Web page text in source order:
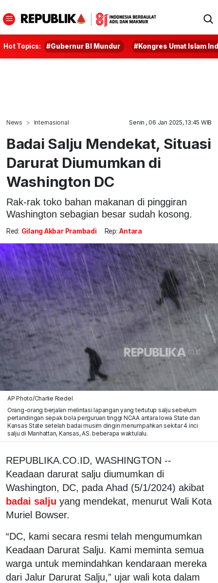
Hot Topics: #Gubernur BI Mundur #Kongres Umat Islam
News Internasional Senin , 06 Jan 2025, 13:45 WIB
Badai Salju Mendekat, Situasi
Darurat Diumumkan di
Washington DC
Rak-rak toko bahan makanan di pinggiran
Washington sebagian besar sudah kosong.
Red: Gilang Akbar Prambadi Rep: Antara
AP Photo/Charlie Riedel
Orang-orang berjalan melintasi lapangan yang tertutup salju sebelum
pertandingan sepak bola perguruan tinggi NCAA antara Iowa State dan
Kansas State setelah badai musim dingin menumpahkan sekitar 4 inci
salju di Manhattan, Kansas, AS. beberapa waktulalu.
REPUBLIKA.CO.ID, WASHINGTON --
Keadaan darurat salju diumumkan di
Washington, DC, pada Ahad (5/1/2024) akibat
badai salju yang mendekat, menurut Wali Kota
Muriel Bowser.
“DC, kami secara resmi telah mengumumkan
Keadaan Darurat Salju. Kami meminta semua
warga untuk memindahkan kendaraan mereka
dari Jalur Darurat Salju,” ujar wali kota dalam